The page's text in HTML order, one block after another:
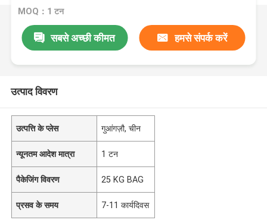
MOQ：1 टन
सबसे अच्छी कीमत हमसे संपर्क करें
उत्पाद विवरण
उत्पत्ति के प्लेस गुआंगज़ौ, चीन
न्यूनतम आदेश मात्रा 1 टन
पैकेजिंग विवरण 25 KG BAG
प्रसव के समय 7-11 कार्यदिवस